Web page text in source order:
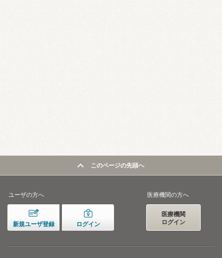
このページの先頭へ
ユーザの方へ
新規ユーザ登録 ログイン
医療機関の方へ
医療機関
ログイン